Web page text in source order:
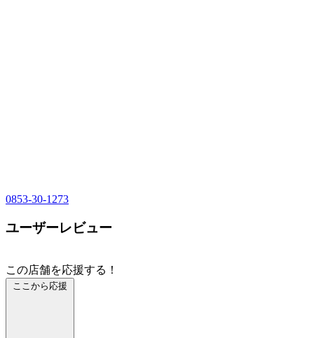
0853-30-1273
ユーザーレビュー
この店舗を応援する！
ここから応援